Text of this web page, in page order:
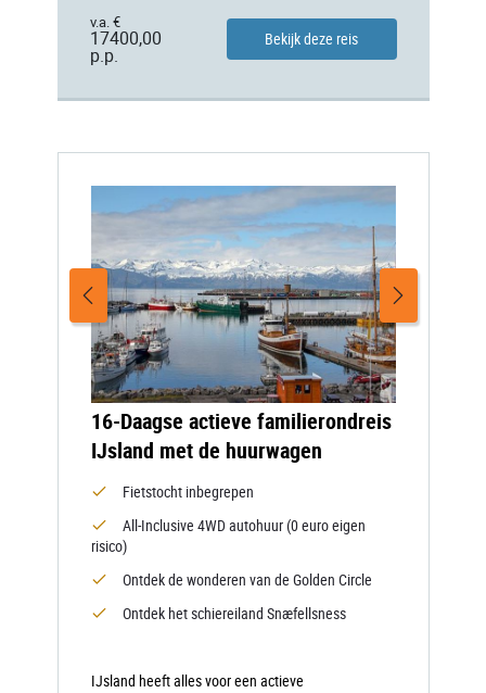
v.a. €
17400,00
p.p.
Bekijk deze reis
16-Daagse actieve familierondreis
IJsland met de huurwagen
Fietstocht inbegrepen
All-Inclusive 4WD autohuur (0 euro eigen
risico)
Ontdek de wonderen van de Golden Circle
Ontdek het schiereiland Snæfellsness
IJsland heeft alles voor een actieve